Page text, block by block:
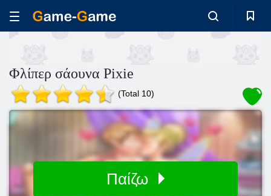
Φλίπερ σάουνα Pixie
(Total 10)
Παίζω